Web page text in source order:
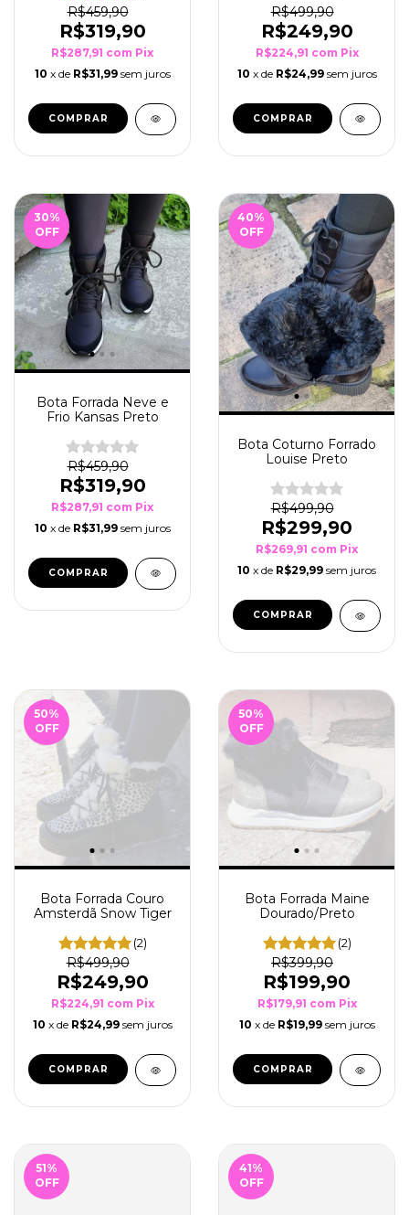
R$459,90
R$319,90
R$287,91 com Pix
10 x de R$31,99 sem juros
COMPRAR
R$499,90
R$249,90
R$224,91 com Pix
10 x de R$24,99 sem juros
COMPRAR
30%
OFF
Bota Forrada Neve e
Frio Kansas Preto
R$459,90
R$319,90
R$287,91 com Pix
10 x de R$31,99 sem juros
COMPRAR
40%
OFF
Bota Coturno Forrado
Louise Preto
R$499,90
R$299,90
R$269,91 com Pix
10 x de R$29,99 sem juros
COMPRAR
50%
OFF
Bota Forrada Couro
Amsterdã Snow Tiger
(2)
R$499,90
R$249,90
R$224,91 com Pix
10 x de R$24,99 sem juros
COMPRAR
50%
OFF
Bota Forrada Maine
Dourado/Preto
(2)
R$399,90
R$199,90
R$179,91 com Pix
10 x de R$19,99 sem juros
COMPRAR
51%
OFF
41%
OFF